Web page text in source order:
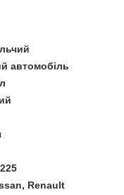
автомобіль
Renault